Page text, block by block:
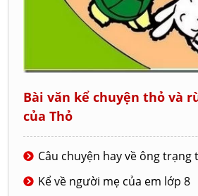
Bài văn kể chuyện thỏ và
của Thỏ
Câu chuyện hay về ông trạng
Kể về người mẹ của em lớp 8